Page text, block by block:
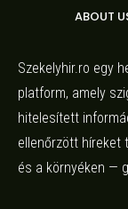
ABOUT
Szekelyhir.ro egy
platform, amely
hitelesített
ellenőrzött híreket
és a környéken —